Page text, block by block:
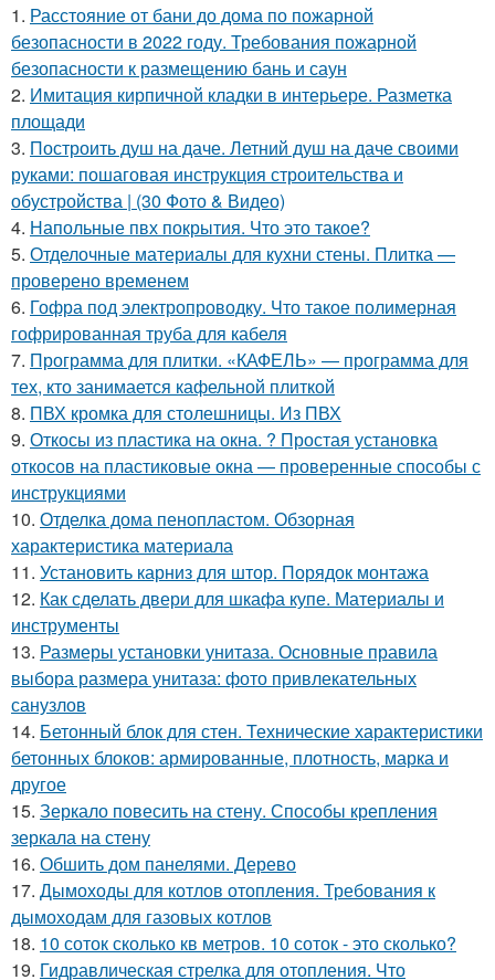
1. Расстояние от бани до дома по пожарной
безопасности в 2022 году. Требования пожарной
безопасности к размещению бань и саун
2. Имитация кирпичной кладки в интерьере. Разметка
площади
3. Построить душ на даче. Летний душ на даче своими
руками: пошаговая инструкция строительства и
обустройства | (30 Фото & Видео)
4. Напольные пвх покрытия. Что это такое?
5. Отделочные материалы для кухни стены. Плитка —
проверено временем
6. Гофра под электропроводку. Что такое полимерная
гофрированная труба для кабеля
7. Программа для плитки. «КАФЕЛЬ» — программа для
тех, кто занимается кафельной плиткой
8. ПВХ кромка для столешницы. Из ПВХ
9. Откосы из пластика на окна. ? Простая установка
откосов на пластиковые окна — проверенные способы с
инструкциями
10. Отделка дома пенопластом. Обзорная
характеристика материала
11. Установить карниз для штор. Порядок монтажа
12. Как сделать двери для шкафа купе. Материалы и
инструменты
13. Размеры установки унитаза. Основные правила
выбора размера унитаза: фото привлекательных
санузлов
14. Бетонный блок для стен. Технические характеристики
бетонных блоков: армированные, плотность, марка и
другое
15. Зеркало повесить на стену. Способы крепления
зеркала на стену
16. Обшить дом панелями. Дерево
17. Дымоходы для котлов отопления. Требования к
дымоходам для газовых котлов
18. 10 соток сколько кв метров. 10 соток - это сколько?
19. Гидравлическая стрелка для отопления. Что